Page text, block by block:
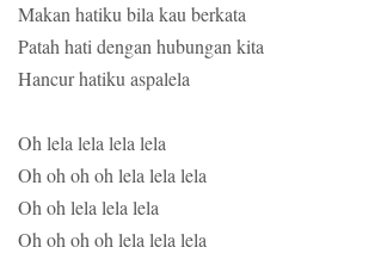
Makan hatiku bila kau berkata
Patah hati dengan hubungan kita
Hancur hatiku aspalela
Oh lela lela lela lela
Oh oh oh oh lela lela lela
Oh oh lela lela lela
Oh oh oh oh lela lela lela